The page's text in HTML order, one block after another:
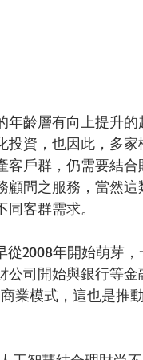
年齡層有向上提升
投資，也因此，多
客戶群，仍需要結
顧問之服務，當然
客群需求。
從2008年開始萌芽
公司開始與銀行等
業模式，這也是推